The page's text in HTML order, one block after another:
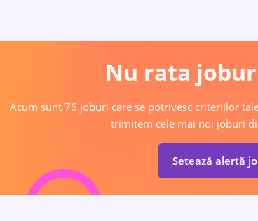
Nu rata
Acum sunt 76 joburi care se potrivesc criteriilor
trimitem cele mai noi joburi
Setează alertă